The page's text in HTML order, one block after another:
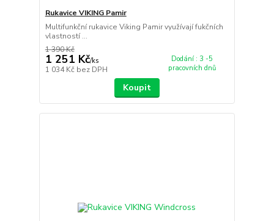
Rukavice VIKING Pamir
Multifunkční rukavice Viking Pamir využívají fukčních
vlastností ...
1 390 Kč
1 251 Kč/ks
1 034 Kč bez DPH
Dodání : 3 -5
pracovních dnů
Koupit